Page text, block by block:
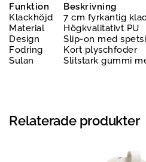
Funktion
Beskrivning
Klackhöjd
7 cm fyrkantig
Material
Högkvalitativt PU
Design
Slip-on med
Fodring
Kort plyschfoder
Sulan
Slitstark gummi
Relaterade produkter